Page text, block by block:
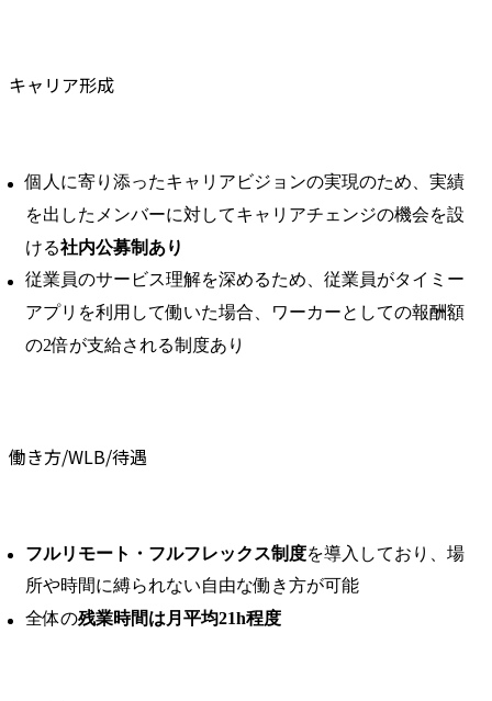
キャリア形成
個人に寄り添ったキャリアビジョンの実現のため、実績
を出したメンバーに対してキャリアチェンジの機会を設
ける社内公募制あり
従業員のサービス理解を深めるため、従業員がタイミー
アプリを利用して働いた場合、ワーカーとしての報酬額
の2倍が支給される制度あり
働き方/WLB/待遇
フルリモート・フルフレックス制度を導入しており、場
所や時間に縛られない自由な働き方が可能
全体の残業時間は月平均21h程度